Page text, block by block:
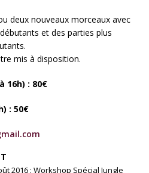
deux nouveaux morceaux avec
et des parties plus
mis à disposition.
16h) : 80€
: 50€
2016 : Workshop Spécial Jungle